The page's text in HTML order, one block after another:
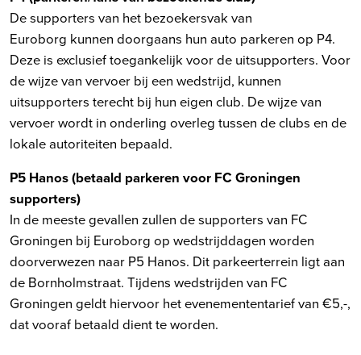
De supporters van het bezoekersvak van
Euroborg kunnen doorgaans hun auto parkeren op P4.
Deze is exclusief toegankelijk voor de uitsupporters. Voor
de wijze van vervoer bij een wedstrijd, kunnen
uitsupporters terecht bij hun eigen club. De wijze van
vervoer wordt in onderling overleg tussen de clubs en de
lokale autoriteiten bepaald.
P5 Hanos (betaald parkeren voor FC Groningen
supporters)
In de meeste gevallen zullen de supporters van FC
Groningen bij Euroborg op wedstrijddagen worden
doorverwezen naar P5 Hanos. Dit parkeerterrein ligt aan
de Bornholmstraat. Tijdens wedstrijden van FC
Groningen geldt hiervoor het evenemententarief van €5,-,
dat vooraf betaald dient te worden.